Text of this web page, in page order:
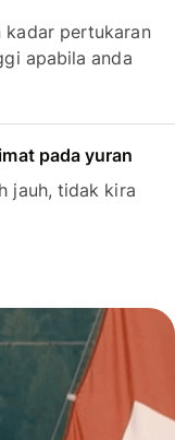
kadar pertukaran
apabila anda
pada yuran
jauh, tidak kira